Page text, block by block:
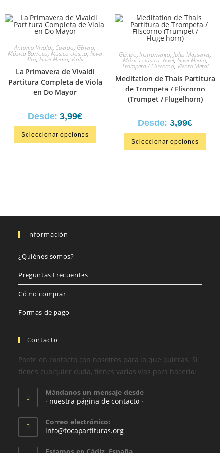
Antonio Vivaldi, Cuerda, Género,
Música Barroca, Música clásica, Nivel
Alto, Nivel Medio, Viola
La Primavera de Vivaldi
Partitura Completa de Viola
en Do Mayor
Desde: 3,99€
Seleccionar opciones
Género, Instrumento, ‎Jules Massenet,
Música clásica, Nivel, Nivel Medio,
Trompeta / Fliscorno, Viento Metal
Meditation de Thais Partitura
de Trompeta / Fliscorno
(Trumpet / Flugelhorn)
Desde: 3,99€
Seleccionar opciones
Información
¿Quiénes somos?
Preguntas Frecuentes
Cómo comprar
Formas de pago
Contacto
Ponte en contacto con nosotros para lo que quieras. Si
tienes cualquier duda, tienes varias vías para hacerlo:
Mándanos un mensaje desde
· nuestra página de contacto ·
Correo electrónico:
info@tocapartituras.org
Estamos en Cádiz, España